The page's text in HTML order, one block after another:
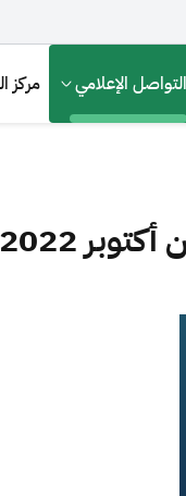
التواصل الإعلامي مركز
2022م